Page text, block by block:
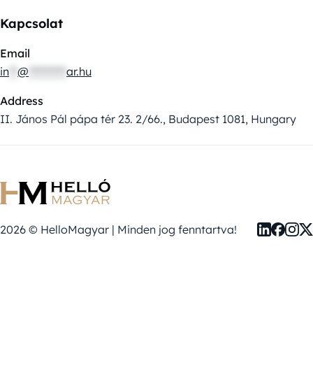
Kapcsolat
Email
in @ ar.hu
Address
II. János Pál pápa tér 23. 2/66., Budapest 1081, Hungary
2026 © HelloMagyar | Minden jog fenntartva!